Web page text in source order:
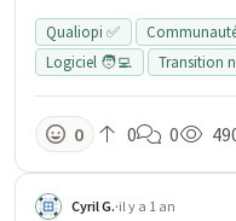
Qualiopi ✅
Logiciel 🧑‍💻
Transition
0 0 0
Cyril G.·il y a 1 an